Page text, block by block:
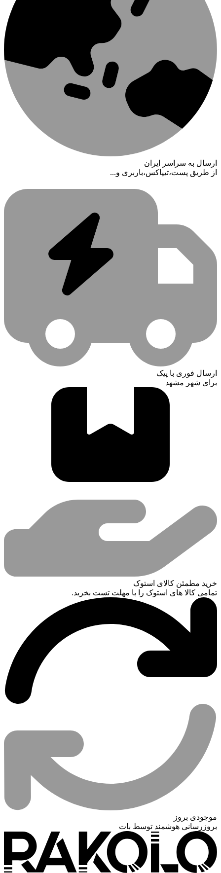
ارسال به سراسر ایران
از طریق پست،تیپاکس،باربری و...
ارسال فوری با پیک
برای شهر مشهد
خرید مطمئن کالای استوک
تمامی کالا های استوک را با مهلت تست بخرید.
موجودی بروز
بروزرسانی هوشمند توسط بات